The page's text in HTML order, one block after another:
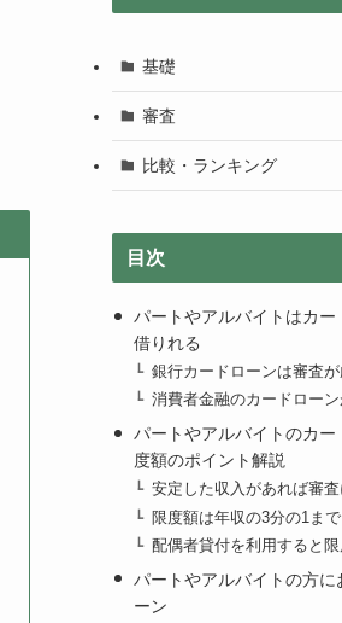
基礎
審査
比較・ランキング
目次
パートやアルバイトはカー
借りれる
銀行カードローンは審査
消費者金融のカードロー
パートやアルバイトのカー
度額のポイント解説
安定した収入があれば審
限度額は年収の3分の1まで
配偶者貸付を利用すると
パートやアルバイトの方に
ーン